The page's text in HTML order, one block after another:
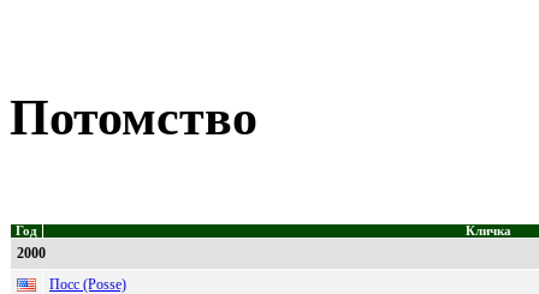
Потомство
Год Кличка
2000
Посс (Posse)